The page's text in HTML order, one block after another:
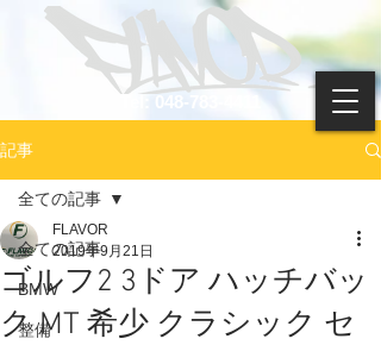
Tel: 048-783-4411
記事
全ての記事
BMW
整備
全ての記事
ゴルフ2 3ドア ハッチバッ
ク MT 希少 クラシック セ
FLAVOR
2019年9月21日